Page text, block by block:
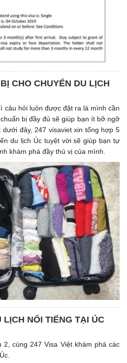
CHO CHUYỂN DU LỊCH
câu hỏi luôn được đặt ra là mình cần
bị đầy đủ sẽ giúp bạn ít bỡ ngỡ
đây, 247 visaviet xin tổng hợp 5
du lịch Úc tuyệt vời sẽ giúp bạn tự
khám phá đầy thú vị của mình.
NỔI TIẾNG TẠI ÚC
2, cùng 247 Visa Việt khám phá các